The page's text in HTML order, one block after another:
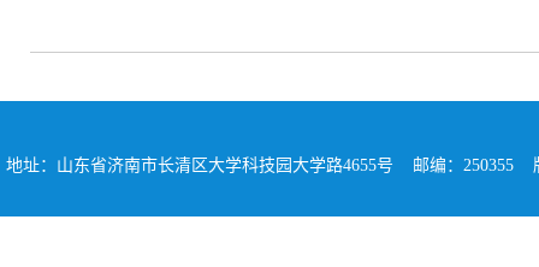
地址：山东省济南市长清区大学科技园大学路4655号 邮编：250355